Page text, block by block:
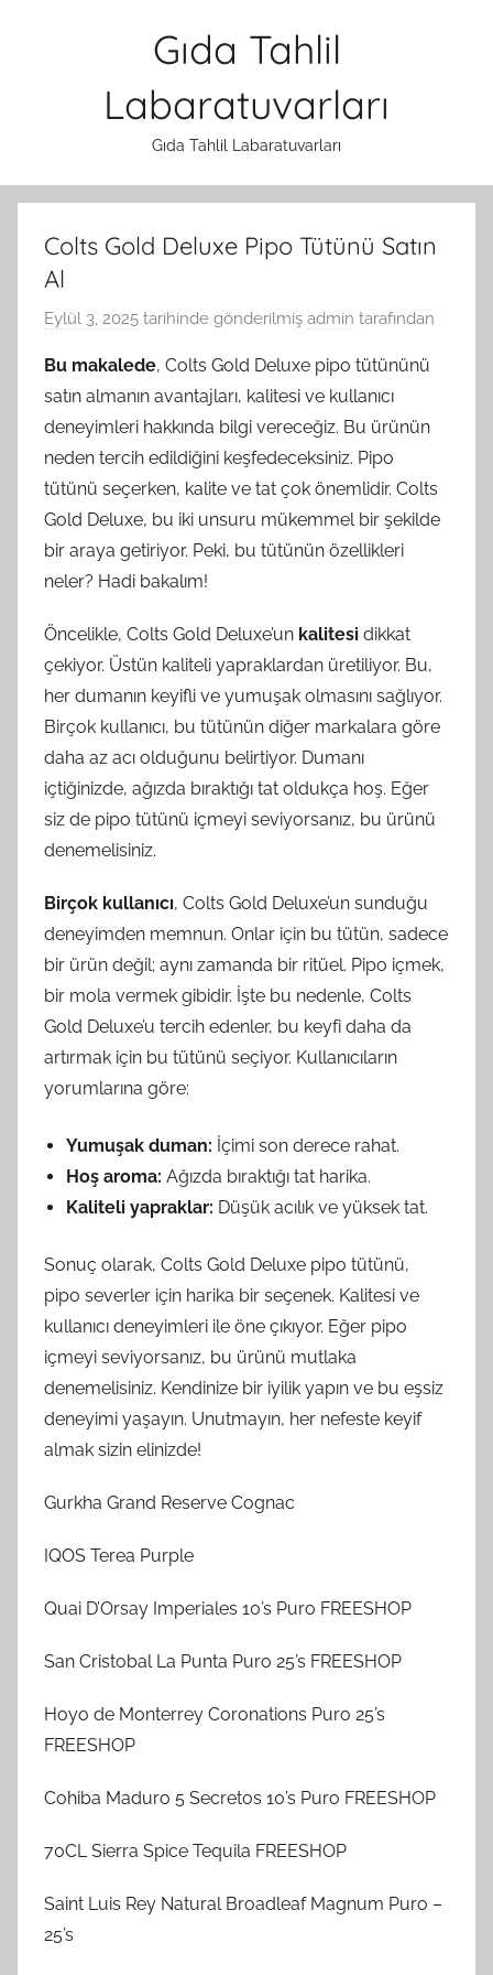
Gıda Tahlil
Labaratuvarları
Gıda Tahlil Labaratuvarları
Colts Gold Deluxe Pipo Tütünü Satın
Al
Eylül 3, 2025 tarihinde gönderilmiş admin tarafından
Bu makalede, Colts Gold Deluxe pipo tütününü
satın almanın avantajları, kalitesi ve kullanıcı
deneyimleri hakkında bilgi vereceğiz. Bu ürünün
neden tercih edildiğini keşfedeceksiniz. Pipo
tütünü seçerken, kalite ve tat çok önemlidir. Colts
Gold Deluxe, bu iki unsuru mükemmel bir şekilde
bir araya getiriyor. Peki, bu tütünün özellikleri
neler? Hadi bakalım!
Öncelikle, Colts Gold Deluxe’un kalitesi dikkat
çekiyor. Üstün kaliteli yapraklardan üretiliyor. Bu,
her dumanın keyifli ve yumuşak olmasını sağlıyor.
Birçok kullanıcı, bu tütünün diğer markalara göre
daha az acı olduğunu belirtiyor. Dumanı
içtiğinizde, ağızda bıraktığı tat oldukça hoş. Eğer
siz de pipo tütünü içmeyi seviyorsanız, bu ürünü
denemelisiniz.
Birçok kullanıcı, Colts Gold Deluxe’un sunduğu
deneyimden memnun. Onlar için bu tütün, sadece
bir ürün değil; aynı zamanda bir ritüel. Pipo içmek,
bir mola vermek gibidir. İşte bu nedenle, Colts
Gold Deluxe’u tercih edenler, bu keyfi daha da
artırmak için bu tütünü seçiyor. Kullanıcıların
yorumlarına göre:
Yumuşak duman: İçimi son derece rahat.
Hoş aroma: Ağızda bıraktığı tat harika.
Kaliteli yapraklar: Düşük acılık ve yüksek tat.
Sonuç olarak, Colts Gold Deluxe pipo tütünü,
pipo severler için harika bir seçenek. Kalitesi ve
kullanıcı deneyimleri ile öne çıkıyor. Eğer pipo
içmeyi seviyorsanız, bu ürünü mutlaka
denemelisiniz. Kendinize bir iyilik yapın ve bu eşsiz
deneyimi yaşayın. Unutmayın, her nefeste keyif
almak sizin elinizde!
Gurkha Grand Reserve Cognac
IQOS Terea Purple
Quai D’Orsay Imperiales 10’s Puro FREESHOP
San Cristobal La Punta Puro 25’s FREESHOP
Hoyo de Monterrey Coronations Puro 25’s
FREESHOP
Cohiba Maduro 5 Secretos 10’s Puro FREESHOP
70CL Sierra Spice Tequila FREESHOP
Saint Luis Rey Natural Broadleaf Magnum Puro –
25’s